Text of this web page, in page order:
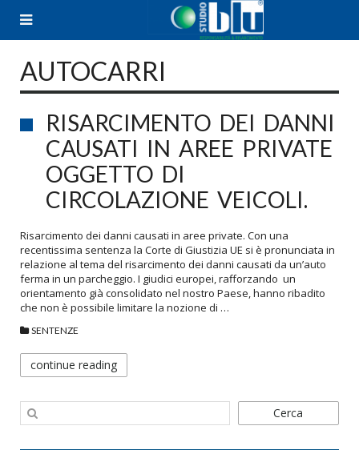
AUTOCARRI
RISARCIMENTO DEI DANNI
CAUSATI IN AREE PRIVATE
OGGETTO DI
CIRCOLAZIONE VEICOLI.
Risarcimento dei danni causati in aree private. Con una
recentissima sentenza la Corte di Giustizia UE si è pronunciata in
relazione al tema del risarcimento dei danni causati da un’auto
ferma in un parcheggio. I giudici europei, rafforzando un
orientamento già consolidato nel nostro Paese, hanno ribadito
che non è possibile limitare la nozione di …
SENTENZE
continue reading
Cerca